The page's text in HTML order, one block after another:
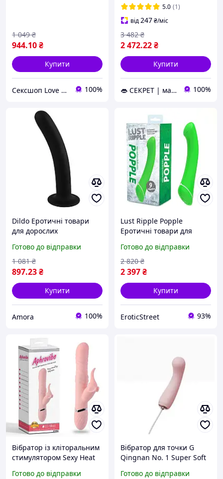
944.10₴
1 049 ₴
Купити
Сексшоп Love and Sex 100%
5.0 (1)
від247₴/міс
2 472.22₴
3 482 ₴
Купити
👄 СЕКРЕТ | магазин інтимних товарів 🍓 100%
Dildo Еротичні товари
для дорослих
Готово до відправки
897.23₴
1 081 ₴
Купити
Amora 100%
Lust Ripple Popple
Еротичні товари для
Готово до відправки
2 397₴
2 820 ₴
Купити
EroticStreet 93%
Вібратор із кліторальним
стимулятором Sexy Heat
Готово до відправки
Вібратор для точки G
Qingnan No. 1 Super Soft
Готово до відправки